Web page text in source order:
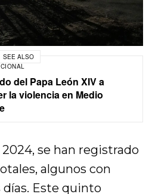
SEE ALSO
del Papa León XIV a
la violencia en Medio
se han registrado
algunos con
Este quinto